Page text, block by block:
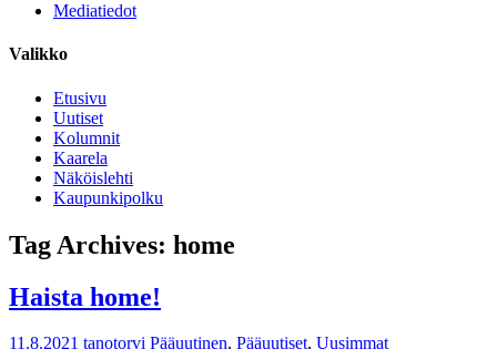
Mediatiedot
Valikko
Etusivu
Uutiset
Kolumnit
Kaarela
Näköislehti
Kaupunkipolku
Tag Archives: home
Haista home!
11.8.2021 tanotorvi Pääuutinen, Pääuutiset, Uusimmat